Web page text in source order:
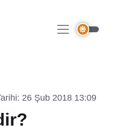
26 Şub 2018 13:09